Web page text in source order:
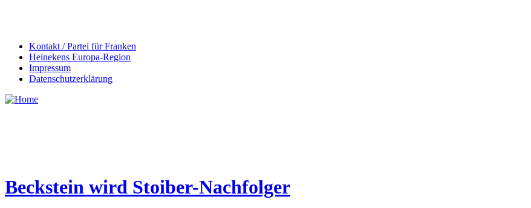
Kontakt / Partei für Franken
Heinekens Europa-Region
Impressum
Datenschutzerklärung
Beckstein wird Stoiber-Nachfolger